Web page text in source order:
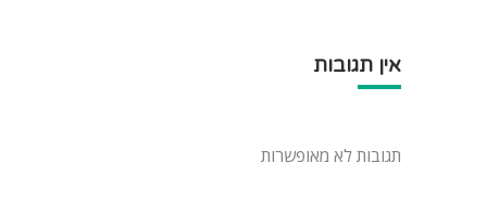
אין תגובות
תגובות לא מאופשרות